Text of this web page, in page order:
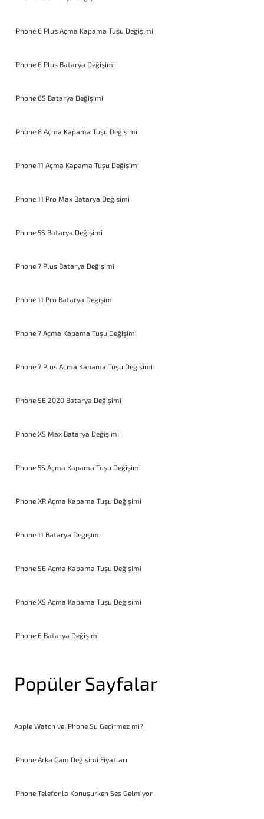
iPhone 6 Plus Açma Kapama Tuşu Değişimi
iPhone 6 Plus Batarya Değişimi
iPhone 6S Batarya Değişimi
iPhone 8 Açma Kapama Tuşu Değişimi
iPhone 11 Açma Kapama Tuşu Değişimi
iPhone 11 Pro Max Batarya Değişimi
iPhone 5S Batarya Değişimi
iPhone 7 Plus Batarya Değişimi
iPhone 11 Pro Batarya Değişimi
iPhone 7 Açma Kapama Tuşu Değişimi
iPhone 7 Plus Açma Kapama Tuşu Değişimi
iPhone SE 2020 Batarya Değişimi
iPhone XS Max Batarya Değişimi
iPhone 5S Açma Kapama Tuşu Değişimi
iPhone XR Açma Kapama Tuşu Değişimi
iPhone 11 Batarya Değişimi
iPhone SE Açma Kapama Tuşu Değişimi
iPhone XS Açma Kapama Tuşu Değişimi
iPhone 6 Batarya Değişimi
Popüler Sayfalar
Apple Watch ve iPhone Su Geçirmez mi?
iPhone Arka Cam Değişimi Fiyatları
iPhone Telefonla Konuşurken Ses Gelmiyor